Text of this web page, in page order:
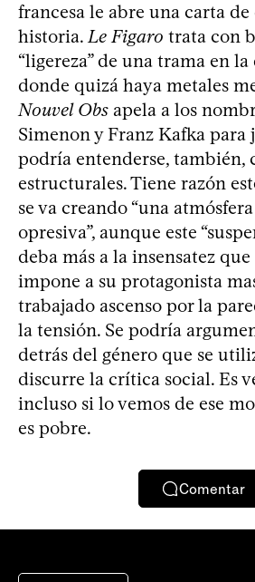
francesa le abre una carta
historia.Le Figaro trata con
“ligereza” de una trama en
donde quizá haya metales
Nouvel Obs apela a los
Simenon y Franz Kafka
podría entenderse, también,
estructurales. Tiene razón
se va creando “una
opresiva”, aunque este
deba más a la insensatez
impone a su protagonista
trabajado ascenso por la
la tensión. Se podría
detrás del género que se
discurre la crítica social. Es
incluso si lo vemos de ese
es pobre.
Comentar